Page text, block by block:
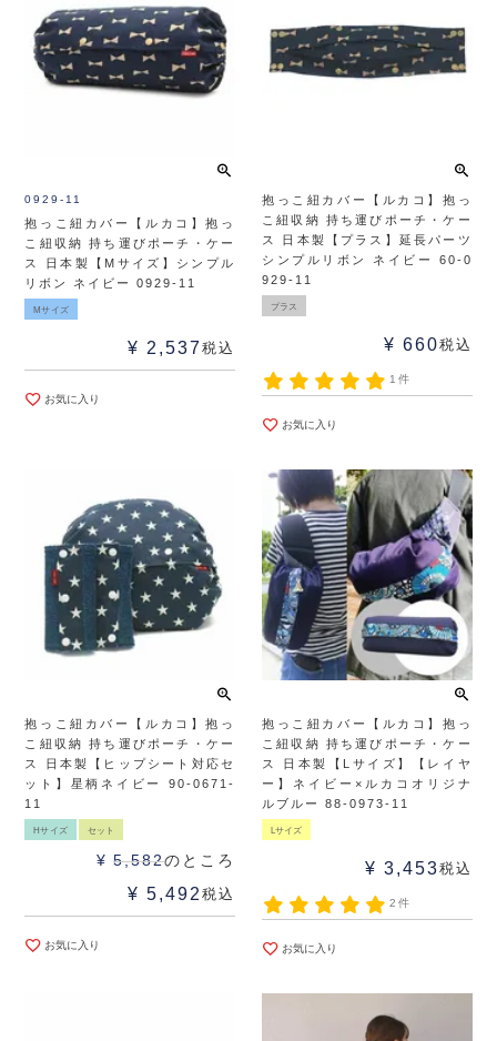
0929-11
抱っこ紐カバー【ルカコ】抱っ
こ紐収納 持ち運びポーチ・ケー
ス 日本製【Mサイズ】シンプル
リボン ネイビー 0929-11
Mサイズ
¥ 2,537 税込
お気に入り
抱っこ紐カバー【ルカコ】抱っ
こ紐収納 持ち運びポーチ・ケー
ス 日本製【プラス】延長パーツ
シンプルリボン ネイビー 60-0
929-11
プラス
¥ 660税込
1件
お気に入り
抱っこ紐カバー【ルカコ】抱っ
こ紐収納 持ち運びポーチ・ケー
ス 日本製【ヒップシート対応セ
ット】星柄ネイビー 90-0671-
11
Hサイズ セット
¥ 5,582のところ
¥ 5,492 税込
お気に入り
抱っこ紐カバー【ルカコ】抱っ
こ紐収納 持ち運びポーチ・ケー
ス 日本製【Lサイズ】【レイヤ
ー】ネイビー×ルカコオリジナ
ルブルー 88-0973-11
Lサイズ
¥ 3,453税込
2件
お気に入り